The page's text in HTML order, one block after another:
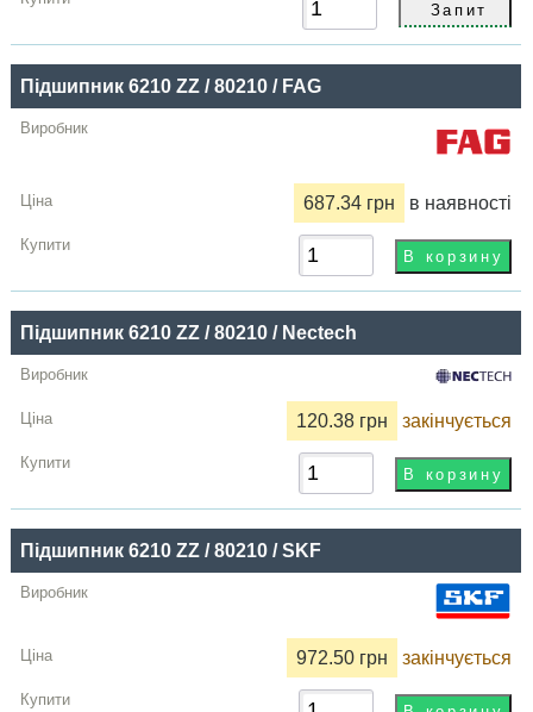
Підшипник 6210 ZZ / 80210 / FAG
687.34 грн в наявності
Підшипник 6210 ZZ / 80210 / Nectech
120.38 грн закінчується
Підшипник 6210 ZZ / 80210 / SKF
972.50 грн закінчується